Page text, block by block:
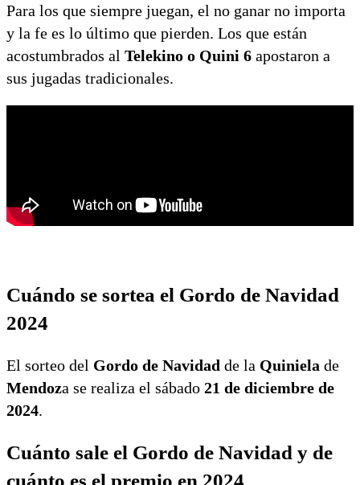
Para los que siempre juegan, el no ganar no importa
y la fe es lo último que pierden. Los que están
acostumbrados al Telekino o Quini 6 apostaron a
sus jugadas tradicionales.
Cuándo se sortea el Gordo de Navidad
2024
El sorteo del Gordo de Navidad de la Quiniela de
Mendoza se realiza el sábado 21 de diciembre de
2024.
Cuánto sale el Gordo de Navidad y de
cuánto es el premio en 2024